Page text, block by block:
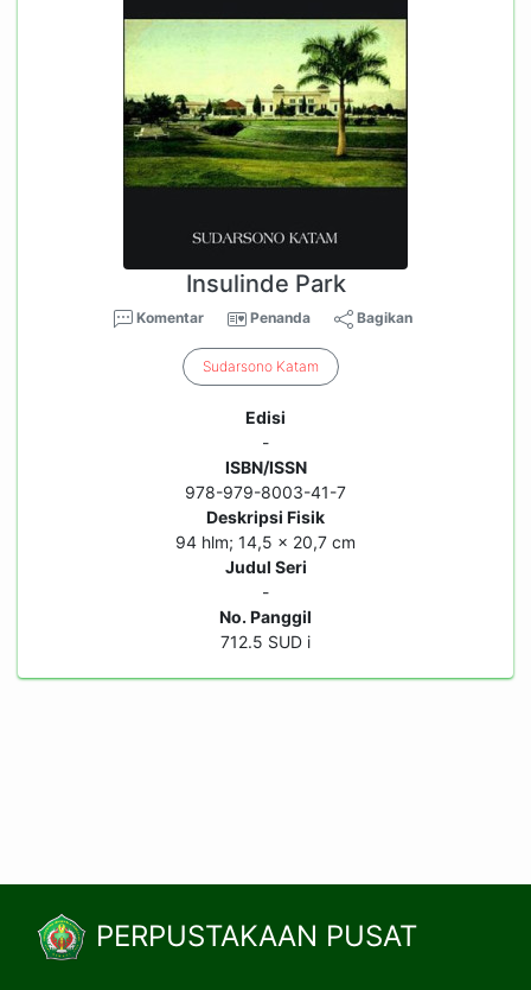
Insulinde Park
Komentar Penanda Bagikan
Sudarsono Katam
Edisi
-
ISBN/ISSN
978-979-8003-41-7
Deskripsi Fisik
94 hlm; 14,5 x 20,7 cm
Judul Seri
-
No. Panggil
712.5 SUD i
PERPUSTAKAAN PUSAT